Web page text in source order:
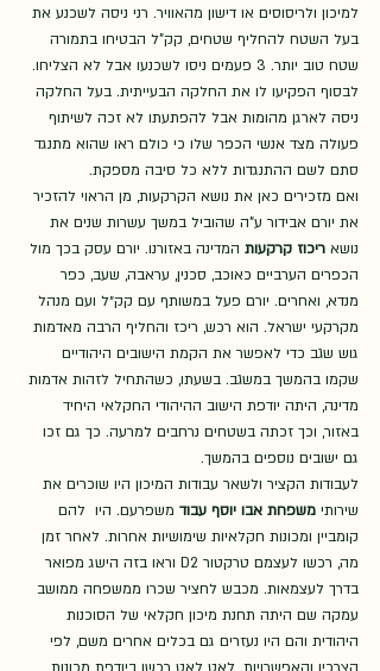
למיכון ולריסוסים או דישון מהאוויר. רני ניסה לשכנע את
בעל השטח להחליף שטחים, קק"ל הבטיחו בתמורה
שטח טוב יותר. 3 פעמים ניסו לשכנעו אבל לא הצליחו.
לבסוף הפקיעו לו את החלקה הבעייתית. בעל החלקה
ניסה לארגן מהומות אבל להפתעתו לא זכה לשיתוף
פעולה מצד אנשי הכפר שלו כי כולם ראו שהוא מתנגד
סתם לשם ההתנגדות ללא כל סיבה מספקת.
ואם מזכירים כאן את נושא הקרקעות, מן הראוי להזכיר
את יורם אבידור ע"ה שהוביל במשך עשרות שנים את
נושא ריכוז קרקעות המדינה באזורנו. יורם עסק בכך מול
הכפרים הערביים כאוכב, סכנין, עראבה, שעב, כפר
מנדא, ואחרים. יורם פעל במשותף עם קק״ל ועם מנהל
מקרקעי ישראל. הוא רכש, ריכז והחליף הרבה מאדמות
גוש שגב כדי לאפשר את הקמת הישובים היהודיים
שקמו בהמשך במשגב. בשעתו, כשהתחיל לזהות אדמות
מדינה, היתה יודפת הישוב ההיהודי החקלאי היחיד
באזור, וכך זכתה בשטחים נרחבים למרעה. כך גם זכו
גם ישובים נוספים בהמשך.
לעבודות הקציר ולשאר עבודות המיכון היו שוכרים את
שירותי משפחת אבו יוסף עבוד משפרעם. היו  להם
קומביין ומכונות חקלאיות שימושיות אחרות. לאחר זמן
מה, רכשו לעצמם טרקטור D2 וראו בזה הישג מפואר
בדרך לעצמאות. מכבש לחציר שכרו ממשפחה ממושב
עמקה שם היתה תחנת מיכון חקלאי של הסוכנות
היהודית והם היו נעזרים גם בכלים אחרים משם, לפי